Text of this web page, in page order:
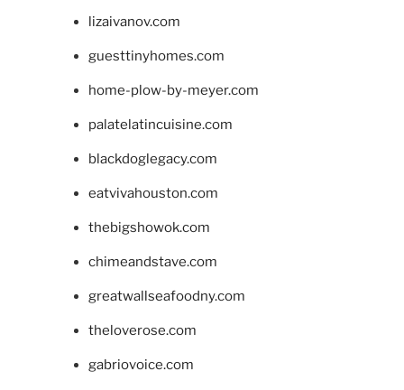
lizaivanov.com
guesttinyhomes.com
home-plow-by-meyer.com
palatelatincuisine.com
blackdoglegacy.com
eatvivahouston.com
thebigshowok.com
chimeandstave.com
greatwallseafoodny.com
theloverose.com
gabriovoice.com